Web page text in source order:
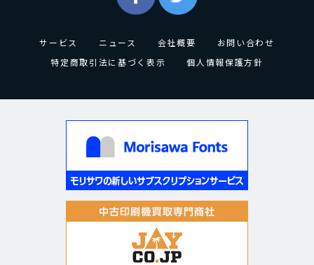
サービス ニュース 会社概要
お問い合わせ
特定商取引法に基づく表示
個人情報保護方針